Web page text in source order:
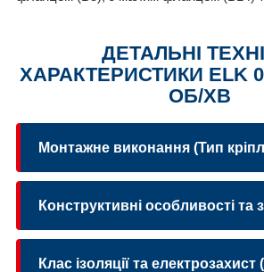
ДЕТАЛЬНІ
ХАРАКТЕРИСТИКИ ELK
ОБ/ХВ
Монтажне виконання (Тип
IM B3
Конструктивні особливості та
Клас ізоляції та електрозахист